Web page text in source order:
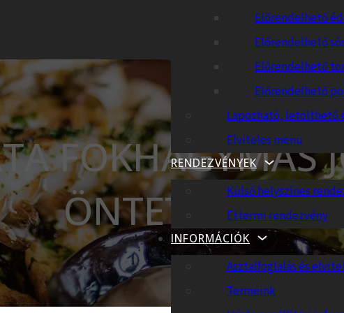
Előrendelhető
Előrendelhető
Előrendelhető
Előrendelhető
Lapozható, letölthető
Elviteles menü
RENDEZVÉNYEK
Külső helyszínes
Éttermi rendezvény
INFORMÁCIÓK
Asztalfoglalás és elvitel
Termeink
FOKHAGYMÁS
ÖNTETTEL